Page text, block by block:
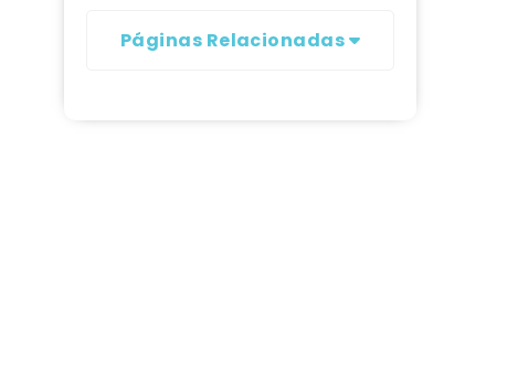
Páginas Relacionadas